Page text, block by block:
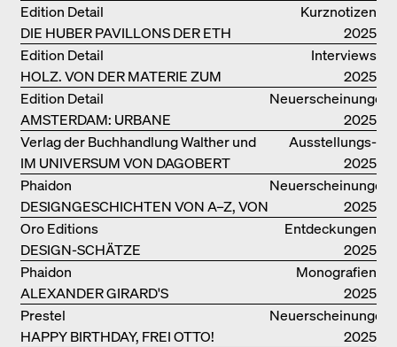
Kurznotizen
DIE HUBER PAVILLONS DER ETH
ZÜRICH – WIEDERVERWENDET!
Edition Detail
2025
Interviews
HOLZ. VON DER MATERIE ZUM
GEBAUTEN
Edition Detail
2025
Neuerscheinungen
AMSTERDAM: URBANE
ARCHITEKTUR UND LEBENSRÄUME
Edition Detail
2025
Ausstellungs­
kataloge
IM UNIVERSUM VON DAGOBERT
PECHE
Verlag der Buchhandlung Walther und
Franz König
2025
Neuerscheinungen
DESIGNGESCHICHTEN VON A–Z, VON
GAE AULENTI BIS ZU SORI YANAGI
Phaidon
2025
Entdeckungen
DESIGN-SCHÄTZE
WIEDERENTDECKT: FINN JUHLS
CHIEFTAIN CHAIR
Oro Editions
2025
Monografien
ALEXANDER GIRARD'S
OPTIMISTISCHE ENTWÜRFE
Phaidon
2025
Neuerscheinungen
HAPPY BIRTHDAY, FREI OTTO!
Prestel
2025